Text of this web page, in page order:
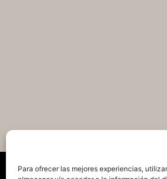
Para ofrecer las mejores experiencias,